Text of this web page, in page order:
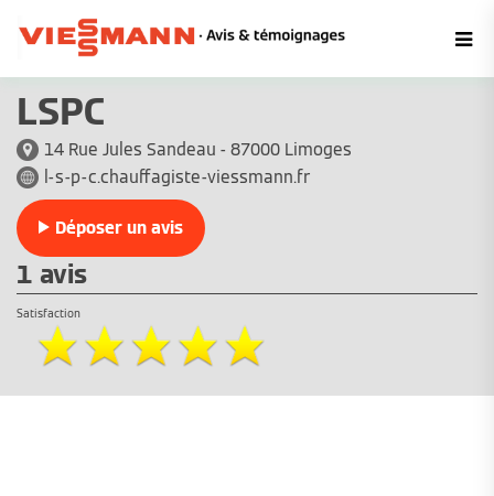
LSPC
14 Rue Jules Sandeau - 87000 Limoges
l-s-p-c.chauffagiste-viessmann.fr
Déposer un avis
1 avis
Satisfaction